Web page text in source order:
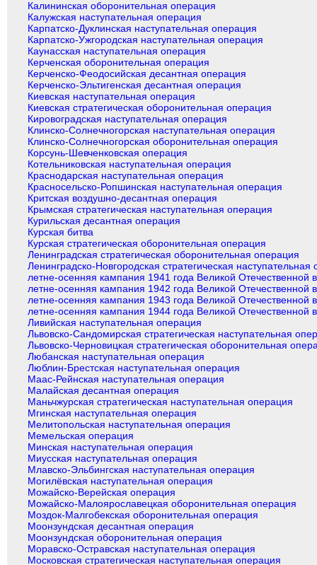
Калининская оборонительная операция
Калужская наступательная операция
Карпатско-Дуклинская наступательная операция
Карпатско-Ужгородская наступательная операция
Каунасская наступательная операция
Керченская оборонительная операция
Керченско-Феодосийская десантная операция
Керченско-Эльтигенская десантная операция
Киевская наступательная операция
Киевская стратегическая оборонительная операция
Кировоградская наступательная операция
Клинско-Солнечногорская наступательная операция
Клинско-Солнечногорская оборонительная операция
Корсунь-Шевченковская операция
Котельниковская наступательная операция
Краснодарская наступательная операция
Красносельско-Ропшинская наступательная операция
Критская воздушно-десантная операция
Крымская стратегическая наступательная операция
Курильская десантная операция
Курская битва
Курская стратегическая оборонительная операция
Ленинградская стратегическая оборонительная операция
Ленинградско-Новгородская стратегическая наступательная
летне-осенняя кампания 1941 года Великой Отечественной
летне-осенняя кампания 1942 года Великой Отечественной
летне-осенняя кампания 1943 года Великой Отечественной
летне-осенняя кампания 1944 года Великой Отечественной
Ливийская наступательная операция
Львовско-Сандомирская стратегическая наступательная
Львовско-Черновицкая стратегическая оборонительная
Любанская наступательная операция
Люблин-Брестская наступательная операция
Маас-Рейнская наступательная операция
Малайская десантная операция
Маньчжурская стратегическая наступательная операция
Мгинская наступательная операция
Мелитопольская наступательная операция
Мемельская операция
Минская наступательная операция
Миусская наступательная операция
Млавско-Эльбингская наступательная операция
Могилёвская наступательная операция
Можайско-Верейская операция
Можайско-Малоярославецкая оборонительная операция
Моздок-Малгобекская оборонительная операция
Моонзундская десантная операция
Моонзундская оборонительная операция
Моравско-Остравская наступательная операция
Московская стратегическая наступательная операция